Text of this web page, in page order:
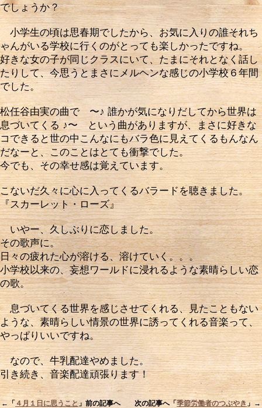
でしょうか？
小学生の頃は思春期でしたから、お気に入りの誰それち
ゃんがいる学校に行くのがとっても楽しかったですね。
好きな女の子が同じクラスにいて、たまにそれとなく話し
たりして、今思うとまさにメルヘンな感じの小学校６年間
でした。
松任谷由実の曲で 〜♪ 誰かが気になりだしてから世界は
息づいてくる ♪〜 という曲がありますが、まさに好きな
コできると世の中こんなにもバラ色に見えてくるもんなん
だなーと、このことはとても衝撃でした。
今でも、その幸せ感は覚えています。
こないだ久々に心に入ってくるバラードを聴きました。
『スカーレット・ローズ』
いやー、久しぶりに恋しました。
その歌声に。
日々の疲れた心が溶ける、溶けていく。。。
小学校以来の、妄想ワールドに浸れるような素晴らしい恋
の歌。
息づいてくる世界を感じさせてくれる、見たこともない
ような、素晴らしい情景の世界に誘ってくれる音楽って、
やっぱりいいですね。
なので、牛乳配達やめました。
引き続き、音楽配達頑張ります！
←「４月１日に思うこと」前の記事へ 次の記事へ「 季節労働者のつぶやき」→